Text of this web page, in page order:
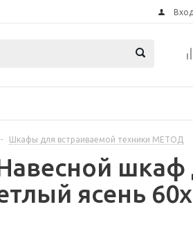
Вход
- Шкафы для встраиваемой техники МЕТОД
ясень